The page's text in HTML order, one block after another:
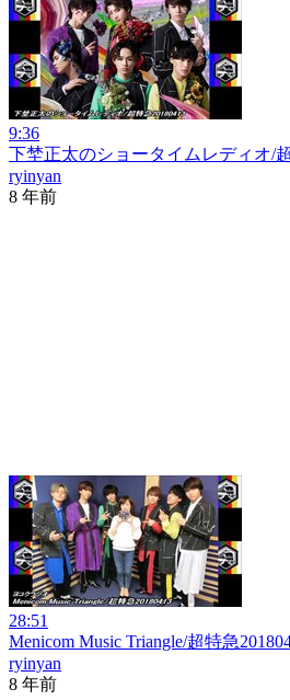
9:36
下埜正太のショータイムレディオ/
ryinyan
8 年前
28:51
Menicom Music Triangle/超特急
ryinyan
8 年前